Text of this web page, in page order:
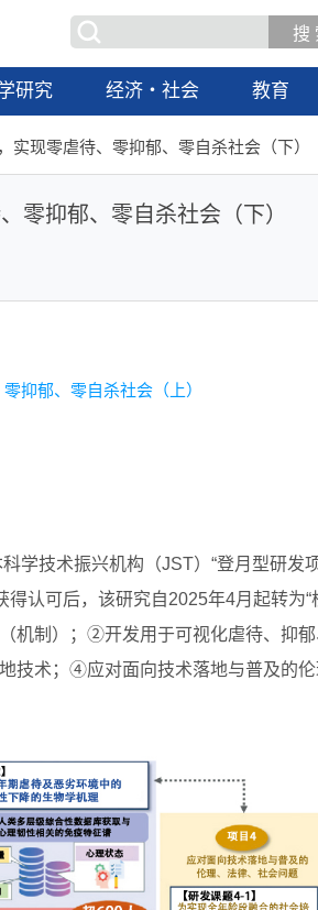
研究 经济・社会 教育
实现零虐待、零抑郁、零自杀社会（下）
零抑郁、零自杀社会（下）
抑郁、零自杀社会（上）
学技术振兴机构（JST）“登月型研发
认可后，该研究自2025年4月起转为“
机制）；②开发用于可视化虐待、抑
技术；④应对面向技术落地与普及的